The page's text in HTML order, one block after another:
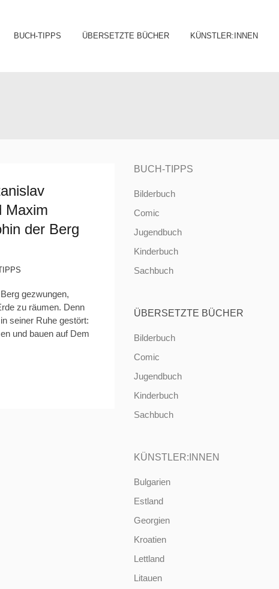
Skip
BUCH-TIPPS ÜBERSETZTE BÜCHER KÜNSTLER:INNEN
Maxim
der Berg
gezwungen,
zu räumen. Denn
seiner Ruhe gestört:
und bauen auf Dem
BUCH-TIPPS
Bilderbuch
Comic
Jugendbuch
Kinderbuch
Sachbuch
ÜBERSETZTE BÜCHER
Bilderbuch
Comic
Jugendbuch
Kinderbuch
Sachbuch
KÜNSTLER:INNEN
Bulgarien
Estland
Georgien
Kroatien
Lettland
Litauen